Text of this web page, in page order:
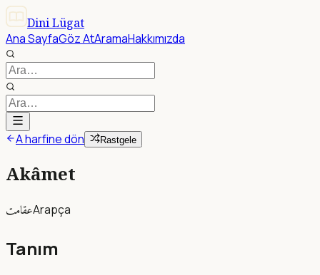
Dini Lügat
Ana SayfaGöz AtAramaHakkımızda
A harfine dön Rastgele
Akâmet
عقامتArapça
Tanım